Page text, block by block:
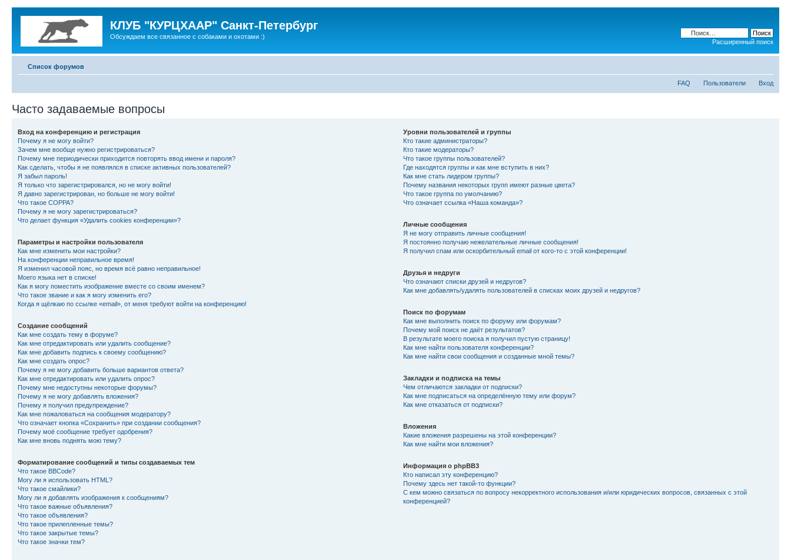
КЛУБ "КУРЦХААР" Санкт-Петербург
Обсуждаем все связанное с собаками и охотами :)
Расширенный поиск
Список форумов
FAQ Пользователи Вход
Часто задаваемые вопросы
Вход на конференцию и регистрация
Почему я не могу войти?
Зачем мне вообще нужно регистрироваться?
Почему мне периодически приходится повторять ввод имени и пароля?
Как сделать, чтобы я не появлялся в списке активных пользователей?
Я забыл пароль!
Я только что зарегистрировался, но не могу войти!
Я давно зарегистрирован, но больше не могу войти!
Что такое COPPA?
Почему я не могу зарегистрироваться?
Что делает функция «Удалить cookies конференции»?
Параметры и настройки пользователя
Как мне изменить мои настройки?
На конференции неправильное время!
Я изменил часовой пояс, но время всё равно неправильное!
Моего языка нет в списке!
Как я могу поместить изображение вместе со своим именем?
Что такое звание и как я могу изменить его?
Когда я щёлкаю по ссылке «email», от меня требуют войти на конференцию!
Создание сообщений
Как мне создать тему в форуме?
Как мне отредактировать или удалить сообщение?
Как мне добавить подпись к своему сообщению?
Как мне создать опрос?
Почему я не могу добавить больше вариантов ответа?
Как мне отредактировать или удалить опрос?
Почему мне недоступны некоторые форумы?
Почему я не могу добавлять вложения?
Почему я получил предупреждение?
Как мне пожаловаться на сообщения модератору?
Что означает кнопка «Сохранить» при создании сообщения?
Почему моё сообщение требует одобрения?
Как мне вновь поднять мою тему?
Форматирование сообщений и типы создаваемых тем
Что такое BBCode?
Могу ли я использовать HTML?
Что такое смайлики?
Могу ли я добавлять изображения к сообщениям?
Что такое важные объявления?
Что такое объявления?
Что такое прилепленные темы?
Что такое закрытые темы?
Что такое значки тем?
Уровни пользователей и группы
Кто такие администраторы?
Кто такие модераторы?
Что такое группы пользователей?
Где находятся группы и как мне вступить в них?
Как мне стать лидером группы?
Почему названия некоторых групп имеют разные цвета?
Что такое группа по умолчанию?
Что означает ссылка «Наша команда»?
Личные сообщения
Я не могу отправить личные сообщения!
Я постоянно получаю нежелательные личные сообщения!
Я получил спам или оскорбительный email от кого-то с этой конференции!
Друзья и недруги
Что означают списки друзей и недругов?
Как мне добавлять/удалять пользователей в списках моих друзей и недругов?
Поиск по форумам
Как мне выполнить поиск по форуму или форумам?
Почему мой поиск не даёт результатов?
В результате моего поиска я получил пустую страницу!
Как мне найти пользователя конференции?
Как мне найти свои сообщения и созданные мной темы?
Закладки и подписка на темы
Чем отличаются закладки от подписки?
Как мне подписаться на определённую тему или форум?
Как мне отказаться от подписки?
Вложения
Какие вложения разрешены на этой конференции?
Как мне найти мои вложения?
Информация о phpBB3
Кто написал эту конференцию?
Почему здесь нет такой-то функции?
С кем можно связаться по вопросу некорректного использования и/или юридических вопросов, связанных с этой
конференцией?